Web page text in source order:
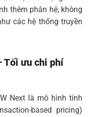
thêm phân hệ, không
các hệ thống truyền
Tối ưu chi phí
Next là mô hình tính
based pricing)